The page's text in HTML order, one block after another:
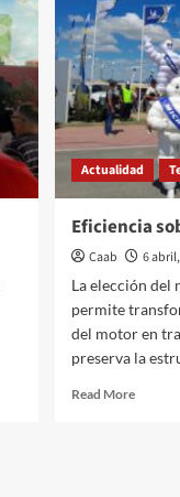
Actualidad
Eficiencia
Caab 6
La elección del
permite
del motor en
preserva la
Read MoreRead